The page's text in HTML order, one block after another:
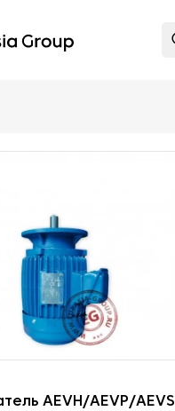
AEVH/AEVP/AEVS